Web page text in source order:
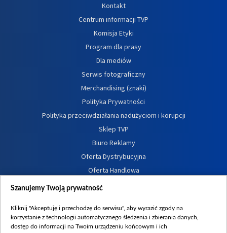
Kontakt
Centrum informacji TVP
Komisja Etyki
Program dla prasy
Dla mediów
Serwis fotograficzny
Merchandising (znaki)
Polityka Prywatności
Polityka przeciwdziałania nadużyciom i korupcji
Sklep TVP
Biuro Reklamy
Oferta Dystrybucyjna
Oferta Handlowa
Dostępność
Procedura zgłoszeń wewnętrznych
Szanujemy Twoją prywatność
Kliknij "Akceptuję i przechodzę do serwisu", aby wyrazić zgody na
korzystanie z technologii automatycznego śledzenia i zbierania danych,
dostęp do informacji na Twoim urządzeniu końcowym i ich